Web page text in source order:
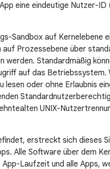
eine eindeutige Nutzer-ID
Sandbox auf Kernelebene
Prozessebene über
werden. Standardmäßig
auf das Betriebssystem.
lesen oder ohne Erlaubnis
UNIX-
erstreckt sich dieses
Alle Software über dem
Laufzeit und alle Apps,